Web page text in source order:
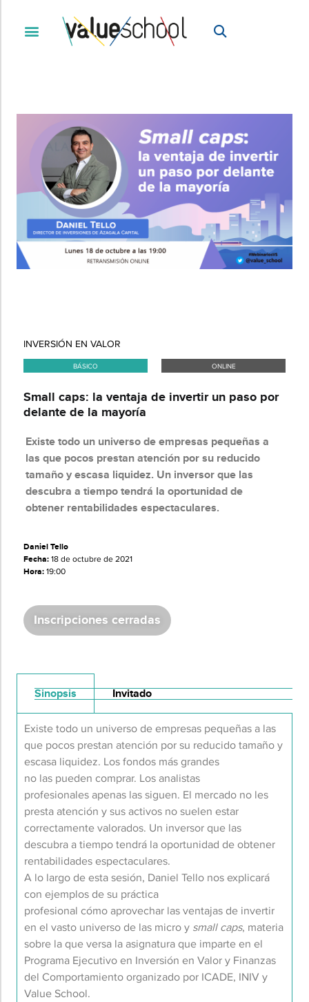
INVERSIÓN EN VALOR
BÁSICO ONLINE
Small caps: la ventaja de invertir un paso por
delante de la mayoría
Existe todo un universo de empresas pequeñas a
las que pocos prestan atención por su reducido
tamaño y escasa liquidez. Un inversor que las
descubra a tiempo tendrá la oportunidad de
obtener rentabilidades espectaculares.
Daniel Tello
Fecha:18 de octubre de 2021
Hora:19:00
Inscripciones cerradas
Sinopsis Invitado
Existe todo un universo de empresas pequeñas a las
que pocos prestan atención por su reducido tamaño y
escasa liquidez. Los fondos más grandes
no las pueden comprar. Los analistas
profesionales apenas las siguen. El mercado no les
presta atención y sus activos no suelen estar
correctamente valorados. Un inversor que las
descubra a tiempo tendrá la oportunidad de obtener
rentabilidades espectaculares.
A lo largo de esta sesión, Daniel Tello nos explicará
con ejemplos de su práctica
profesional cómo aprovechar las ventajas de invertir
en el vasto universo de las micro y small caps, materia
sobre la que versa la asignatura que imparte en el
Programa Ejecutivo en Inversión en Valor y Finanzas
del Comportamiento organizado por ICADE, INIV y
Value School.